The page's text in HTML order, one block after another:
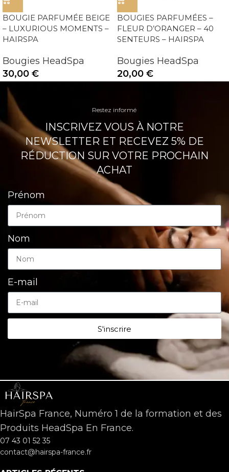
BOUGIE PARFUMÉE BEIGE
– LUXURIOUS MOMENTS –
HAIRSPA
Bougies HeadSpa
30,00 €
BOUGIES PARFUMÉES –
FLEUR D’ORANGER – 40
SENTEURS – HAIRSPA
Bougies HeadSpa
20,00 €
Restez informé
INSCRIVEZ VOUS À NOTRE
NEWSLETTER ET RECEVEZ 5% DE
RÉDUCTION SUR VOTRE PROCHAIN
ACHAT
Prénom
Nom
E-mail
S'inscrire
HairSpa France, Numéro 1 de la formation et des
Produits HeadSpa En France.
07 43 01 52 35
contact@hairspa-france.fr